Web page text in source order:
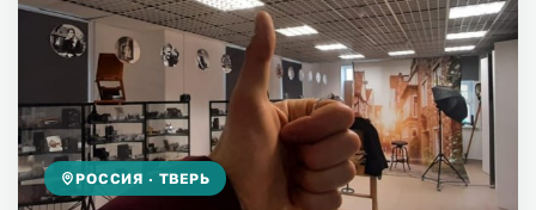
РОССИЯ · ТВЕРЬ